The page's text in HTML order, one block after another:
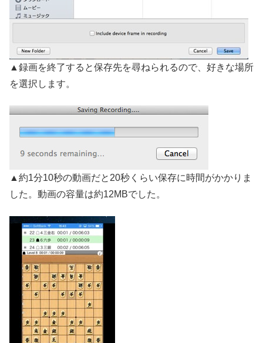
▲録画を終了すると保存先を尋ねられるので、好きな場所
を選択します。
▲約1分10秒の動画だと20秒くらい保存に時間がかかりま
した。動画の容量は約12MBでした。